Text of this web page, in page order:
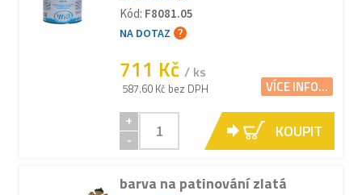
Kód: F8081.05
NA DOTAZ
711 Kč / ks
587.60 Kč bez DPH VÍCE INFO...
+
-
KOUPIT
barva na patinování zlatá